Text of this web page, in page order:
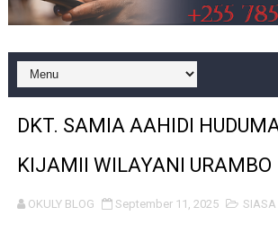
RAIS SAMIA, MUSEVEN
WAJASIRIAMALI KUTOKA PEMBA
DKT. SAMIA AAHIDI
KIJAMII WILAYANI URAMBO
OKULY BLOG September 11, 2025 SIASA